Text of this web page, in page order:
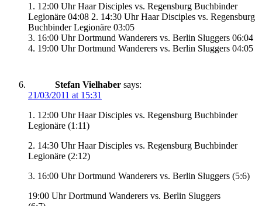
1. 12:00 Uhr Haar Disciples vs. Regensburg Buchbinder
Legionäre 04:08 2. 14:30 Uhr Haar Disciples vs. Regensburg
Buchbinder Legionäre 03:05
3. 16:00 Uhr Dortmund Wanderers vs. Berlin Sluggers 06:04
4. 19:00 Uhr Dortmund Wanderers vs. Berlin Sluggers 04:05
Stefan Vielhaber says:
21/03/2011 at 15:31
1. 12:00 Uhr Haar Disciples vs. Regensburg Buchbinder
Legionäre (1:11)
2. 14:30 Uhr Haar Disciples vs. Regensburg Buchbinder
Legionäre (2:12)
3. 16:00 Uhr Dortmund Wanderers vs. Berlin Sluggers (5:6)
19:00 Uhr Dortmund Wanderers vs. Berlin Sluggers